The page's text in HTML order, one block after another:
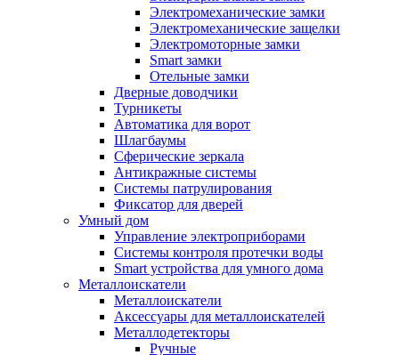
Электромеханические замки
Электромеханические защелки
Электромоторные замки
Smart замки
Отельные замки
Дверные доводчики
Турникеты
Автоматика для ворот
Шлагбаумы
Сферические зеркала
Антикражные системы
Системы патрулирования
Фиксатор для дверей
Умный дом
Управление электроприборами
Системы контроля протечки воды
Smart устройства для умного дома
Металлоискатели
Металлоискатели
Аксессуары для металлоискателей
Металлодетекторы
Ручные